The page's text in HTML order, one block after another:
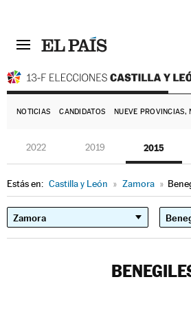
NOTICIAS CANDIDATOS NUEVE PROVINCIAS,
2022 2019 2015
Estás en: Castilla y León » Zamora »